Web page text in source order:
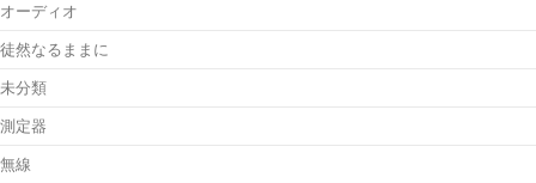
オーディオ
徒然なるままに
未分類
測定器
無線